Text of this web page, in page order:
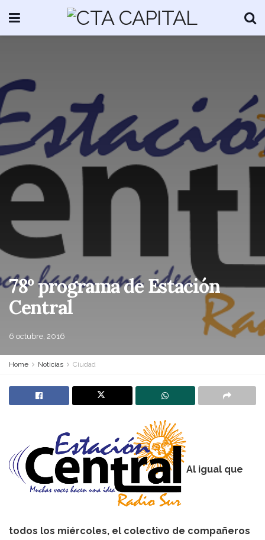
78º programa de Estación
Central
6 octubre, 2016
Home Noticias Ciudad
Al igual que
todos los miércoles, el colectivo de compañeros